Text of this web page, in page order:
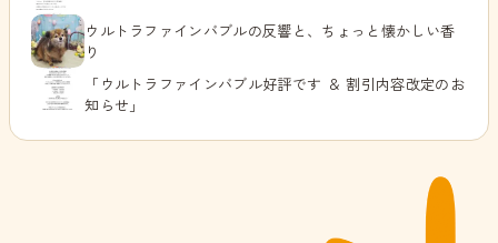
ウルトラファインバブルの反響と、ちょっと懐かしい香
り
「ウルトラファインバブル好評です ＆ 割引内容改定のお
知らせ」